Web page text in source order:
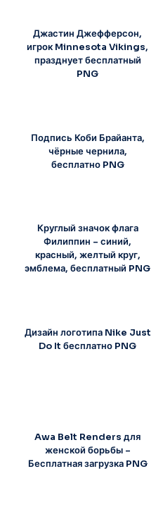
Джастин Джефферсон,
игрок Minnesota Vikings,
празднует бесплатный
PNG
Подпись Коби Брайанта,
чёрные чернила,
бесплатно PNG
Круглый значок флага
Филиппин – синий,
красный, желтый круг,
эмблема, бесплатный PNG
Дизайн логотипа Nike Just
Do It бесплатно PNG
Awa Belt Renders для
женской борьбы –
Бесплатная загрузка PNG